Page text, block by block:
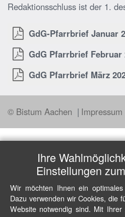
Redaktionsschluss ist der 1.
GdG-Pfarrbrief Januar
GdG Pfarrbrief Februar
GdG Pfarrbrief März
© Bistum Aachen Impressum
Ihre
Einstellungen
Wir möchten Ihnen ein
Dazu verwenden wir Cookies, die
Website notwendig sind. Mit